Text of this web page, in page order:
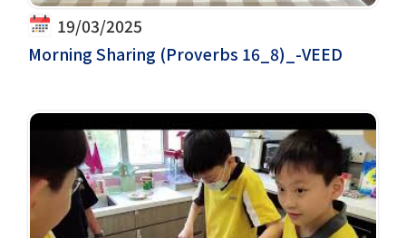
19/03/2025
Morning Sharing (Proverbs 16_8)_-VEED